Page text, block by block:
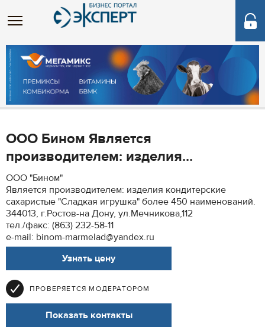
ООО Бином Является
производителем: изделия...
ООО "Бином"
Является производителем: изделия кондитерские
сахаристые "Сладкая игрушка" более 450 наименований.
344013, г.Ростов-на Дону, ул.Мечникова,112
тел./факс: (863) 232-58-11
e-mail: binom-marmelad@yandex.ru
Узнать цену
ПРОВЕРЯЕТСЯ МОДЕРАТОРОМ
Показать контакты